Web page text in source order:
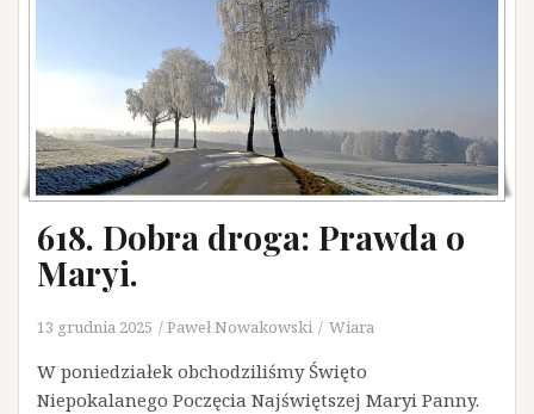
618. Dobra droga: Prawda o
Maryi.
13 grudnia 2025 Paweł Nowakowski Wiara
W poniedziałek obchodziliśmy Święto
Niepokalanego Poczęcia Najświętszej Maryi Panny.